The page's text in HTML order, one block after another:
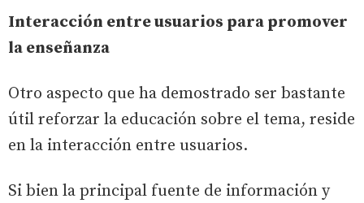
Interacción entre usuarios para promover
la enseñanza
Otro aspecto que ha demostrado ser bastante
útil reforzar la educación sobre el tema, reside
en la interacción entre usuarios.
Si bien la principal fuente de información y